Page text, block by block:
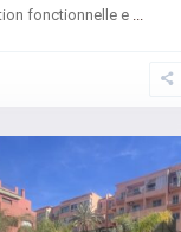
fonctionnelle e ...